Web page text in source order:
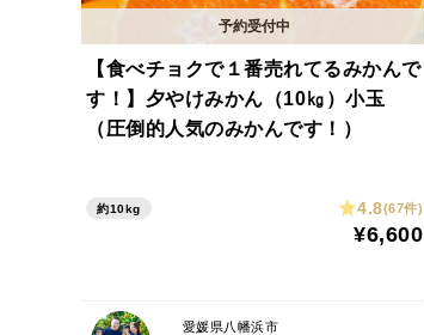
【食べチョクで１番売れてるみかんで
す！】夕やけみかん（10㎏）小玉
（圧倒的人気のみかんです！）
約10kg 4.8(67件)
¥6,600
愛媛県八幡浜市